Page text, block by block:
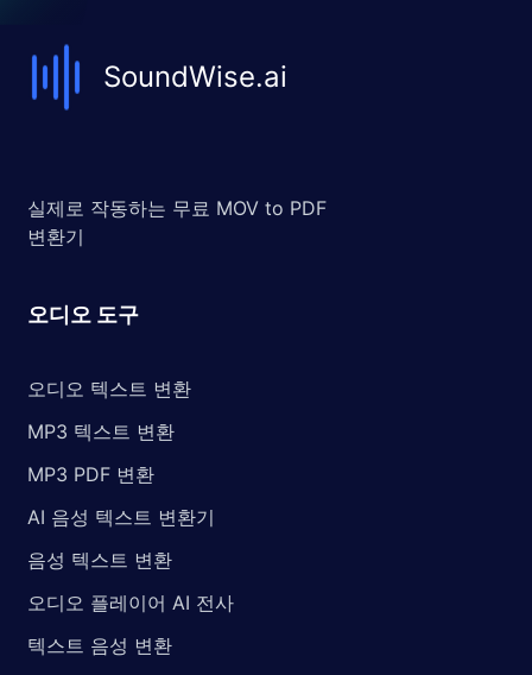
SoundWise.ai
실제로 작동하는 무료 MOV to PDF
변환기
오디오 도구
오디오 텍스트 변환
MP3 텍스트 변환
MP3 PDF 변환
AI 음성 텍스트 변환기
음성 텍스트 변환
오디오 플레이어 AI 전사
텍스트 음성 변환